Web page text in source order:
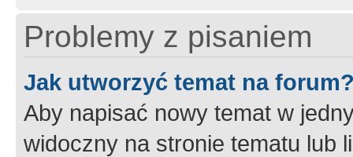
Problemy z pisaniem
Jak utworzyć temat na
Aby napisać nowy temat w
widoczny na stronie tematu lub